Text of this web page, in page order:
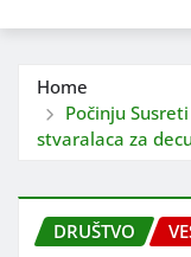
Home
Počinju
stvaralaca za
DRUŠTVO